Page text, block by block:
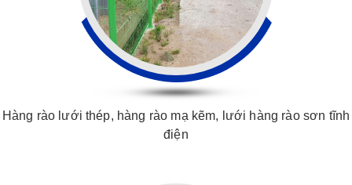
Hàng rào lưới thép, hàng rào mạ kẽm, lưới hàng rào sơn tĩnh
điện